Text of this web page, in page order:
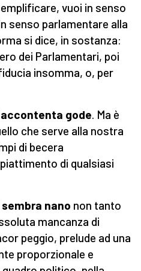
vuoi in senso
senso parlamentare alla
si dice, in sostanza:
dei Parlamentari, poi
insomma, o, per
gode. Ma è
che serve alla nostra
di becera
di qualsiasi
nano non tanto
mancanza di
peggio, prelude ad una
proporzionale e